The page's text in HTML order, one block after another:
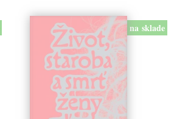
na sklade